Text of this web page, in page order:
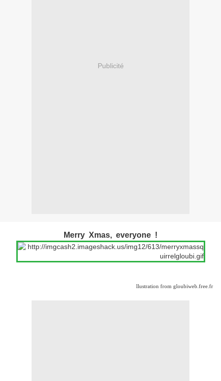
Publicité
Merry Xmas, everyone !
llustration from gloubiweb.free.fr